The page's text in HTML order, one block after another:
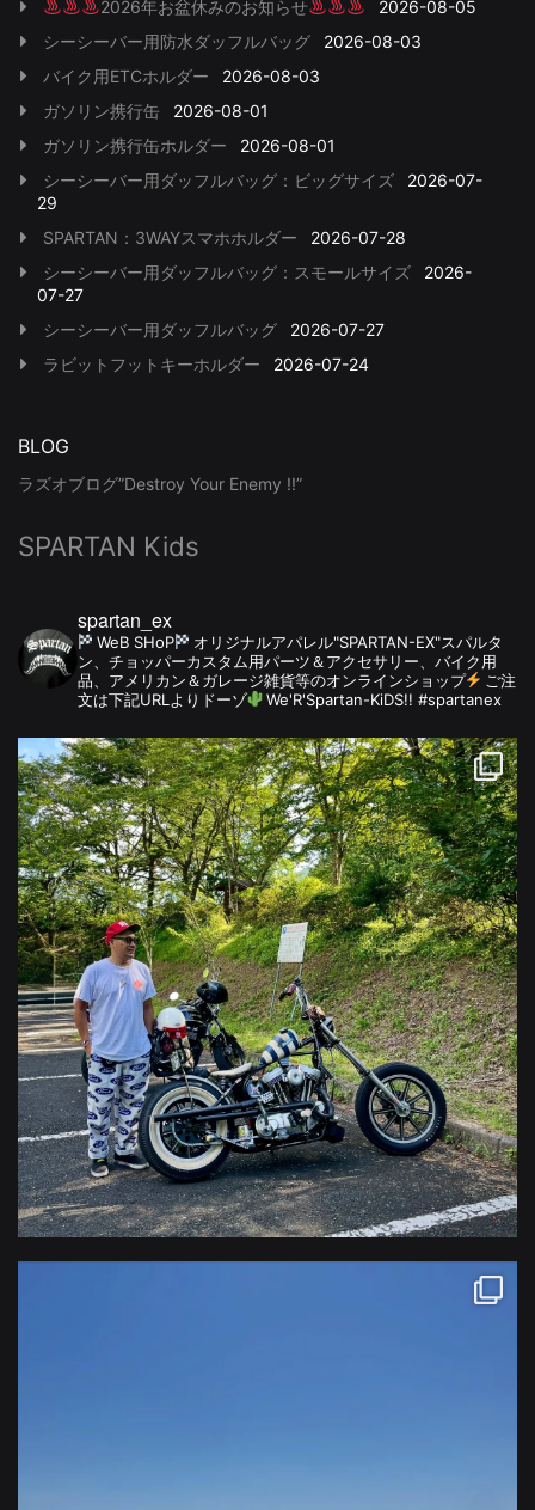
2026年お盆休みのお知らせ
2026-08-05
シーシーバー用防水ダッフルバッグ
2026-08-03
バイク用ETCホルダー
2026-08-03
ガソリン携行缶
2026-08-01
ガソリン携行缶ホルダー
2026-08-01
シーシーバー用ダッフルバッグ：ビッグサイズ
2026-07-
29
SPARTAN：3WAYスマホホルダー
2026-07-28
シーシーバー用ダッフルバッグ：スモールサイズ
2026-
07-27
シーシーバー用ダッフルバッグ
2026-07-27
ラビットフットキーホルダー
2026-07-24
BLOG
ラズオブログ”Destroy Your Enemy !!”
SPARTAN Kids
spartan_ex
WeB SHoP
オリジナルアパレル"SPARTAN-EX"スパルタ
ン、チョッパーカスタム用パーツ＆アクセサリー、バイク用
品、アメリカン＆ガレージ雑貨等のオンラインショップ
ご注
文は下記URLよりドーゾ
We'R'Spartan-KiDS!! #spartanex